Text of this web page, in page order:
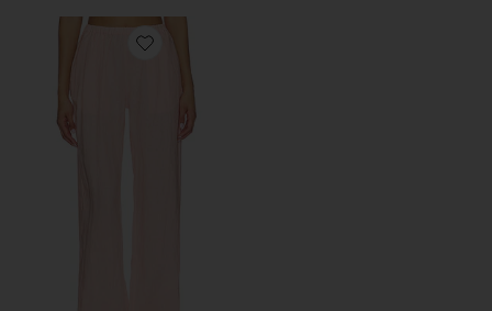
Favorite ??????? ????? ? ?????? ???????? ??? ???????????? ?????